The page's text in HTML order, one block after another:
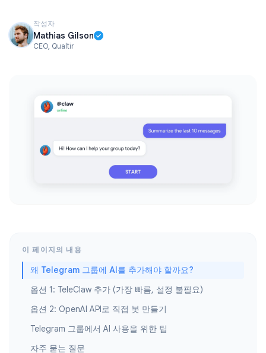
작성자
Mathias Gilson
CEO, Qualtir
이 페이지의 내용
왜 Telegram 그룹에 AI를 추가해야 할까요?
옵션 1: TeleClaw 추가 (가장 빠름, 설정 불필요)
옵션 2: OpenAI API로 직접 봇 만들기
Telegram 그룹에서 AI 사용을 위한 팁
자주 묻는 질문